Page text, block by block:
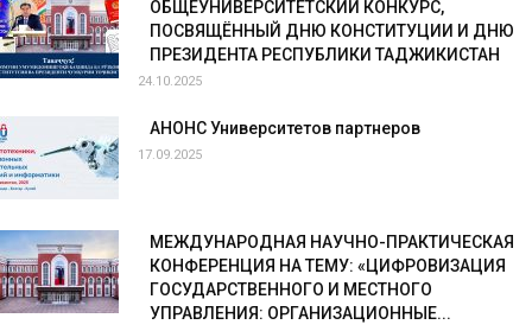
ОБЩЕУНИВЕРСИТЕТСКИЙ КОНКУРС,
ПОСВЯЩЁННЫЙ ДНЮ КОНСТИТУЦИИ И ДНЮ
ПРЕЗИДЕНТА РЕСПУБЛИКИ ТАДЖИКИСТАН
24.10.2025
АНОНС Университетов партнеров
17.09.2025
МЕЖДУНАРОДНАЯ НАУЧНО-ПРАКТИЧЕСКАЯ
КОНФЕРЕНЦИЯ НА ТЕМУ: «ЦИФРОВИЗАЦИЯ
ГОСУДАРСТВЕННОГО И МЕСТНОГО
УПРАВЛЕНИЯ: ОРГАНИЗАЦИОННЫЕ...